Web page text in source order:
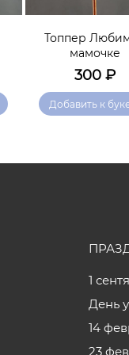
Топпер
мамочке
300 ₽
Добавить к
1
День
14
23